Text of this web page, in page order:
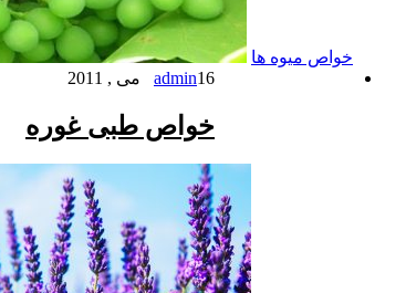
خواص میوه ها
admin16 می , 2011
خواص طبی غوره